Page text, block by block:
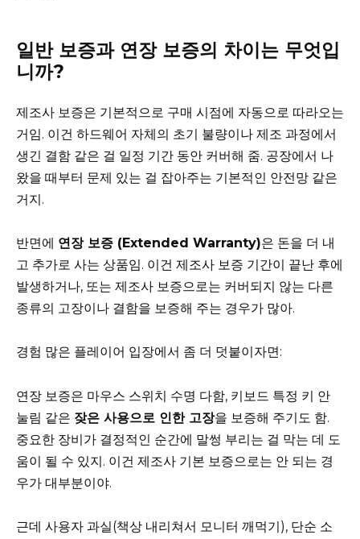
일반 보증과 연장 보증의 차이는 무엇입
니까?
제조사 보증은 기본적으로 구매 시점에 자동으로 따라오는
거임. 이건 하드웨어 자체의 초기 불량이나 제조 과정에서
생긴 결함 같은 걸 일정 기간 동안 커버해 줌. 공장에서 나
왔을 때부터 문제 있는 걸 잡아주는 기본적인 안전망 같은
거지.
반면에 연장 보증 (Extended Warranty)은 돈을 더 내
고 추가로 사는 상품임. 이건 제조사 보증 기간이 끝난 후에
발생하거나, 또는 제조사 보증으로는 커버되지 않는 다른
종류의 고장이나 결함을 보증해 주는 경우가 많아.
경험 많은 플레이어 입장에서 좀 더 덧붙이자면:
연장 보증은 마우스 스위치 수명 다함, 키보드 특정 키 안
눌림 같은 잦은 사용으로 인한 고장을 보증해 주기도 함.
중요한 장비가 결정적인 순간에 말썽 부리는 걸 막는 데 도
움이 될 수 있지. 이건 제조사 기본 보증으로는 안 되는 경
우가 대부분이야.
근데 사용자 과실(책상 내리쳐서 모니터 깨먹기), 단순 소